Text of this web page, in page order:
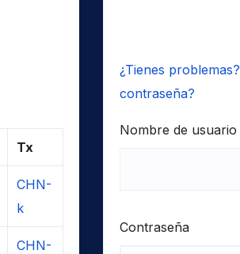
Tx
CHN-
k
CHN-
¿Tienes problemas?
contraseña?
Nombre de usuario
Contraseña